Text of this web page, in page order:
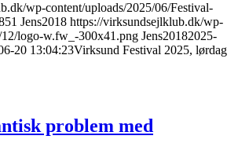
wp-content/uploads/2025/06/Festival-
Jens2018 https://virksundsejlklub.dk/wp-
logo-w.fw_-300x41.png Jens20182025-
20 13:04:23Virksund Festival 2025, lørdag
problem med